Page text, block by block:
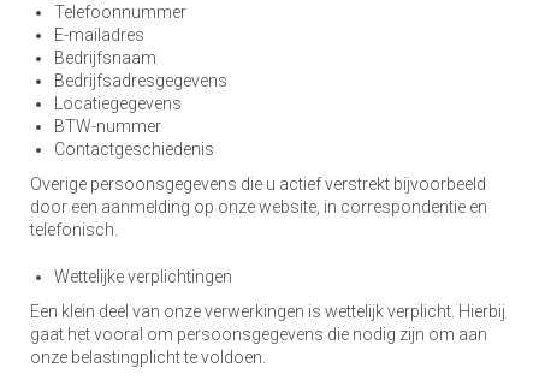
Telefoonnummer
E-mailadres
Bedrijfsnaam
Bedrijfsadresgegevens
Locatiegegevens
BTW-nummer
Contactgeschiedenis
Overige persoonsgegevens die u actief verstrekt bijvoorbeeld
door een aanmelding op onze website, in correspondentie en
telefonisch.
Wettelijke verplichtingen
Een klein deel van onze verwerkingen is wettelijk verplicht. Hierbij
gaat het vooral om persoonsgegevens die nodig zijn om aan
onze belastingplicht te voldoen.